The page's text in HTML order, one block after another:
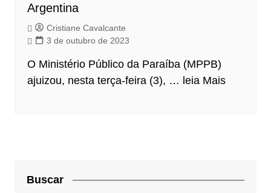
Argentina
Cristiane Cavalcante
3 de outubro de 2023
O Ministério Público da Paraíba (MPPB)
ajuizou, nesta terça-feira (3), … leia Mais
Buscar